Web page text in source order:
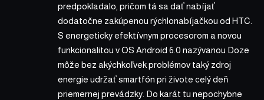
predpokladalo, pričom tá sa dať nabíjať
dodatočne zakúpenou rýchlonabíjačkou od HTC.
S energeticky efektívnym procesorom a novou
funkcionalitou v OS Android 6.0 nazývanou Doze
môže bez akýchkoľvek problémov taký zdroj
energie udržať smartfón pri živote celý deň
priemernej prevádzky. Do karát tu nepochybne